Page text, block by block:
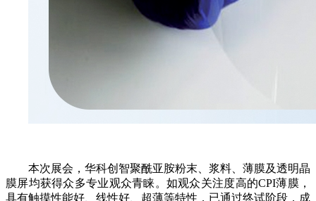
本次展会，华科创智聚酰亚胺粉末、浆料、薄膜及透明晶
膜屏均获得众多专业观众青睐。如观众关注度高的CPI薄膜，
具有触摸性能好、线性好、超薄等特性，已通过终试阶段，成